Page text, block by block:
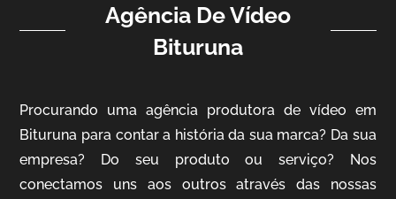
Vídeo Institucional
Agência De Vídeo
Bituruna
Procurando uma agência produtora de vídeo em
Bituruna para contar a história da sua marca? Da sua
empresa? Do seu produto ou serviço? Nos
conectamos uns aos outros através das nossas